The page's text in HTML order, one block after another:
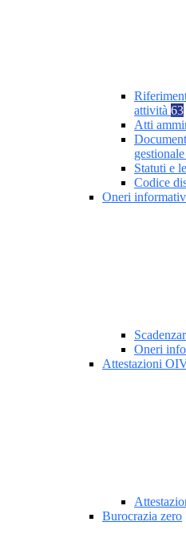
attività 63
Atti
gestionale
Statuti e
Codice
Oneri
Oneri
Attestazioni
Burocrazia zero